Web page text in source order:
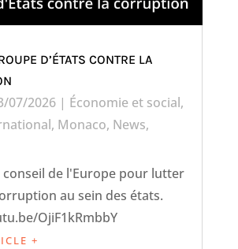
D’ÉTATS CONTRE LA
07/2026| Économie et social,
, Monaco, News,
conseil de l'Europe pour lutter
au sein des états.
OjiF1kRmbbY
+